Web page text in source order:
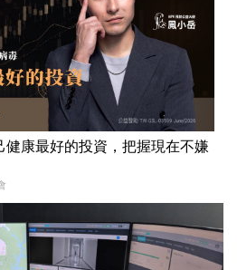
康最好的投資，把握現在不嫌